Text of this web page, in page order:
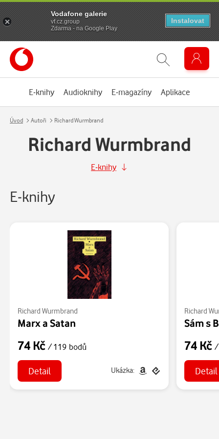
E-knihy Audioknihy E-magazíny Aplikace
Úvod Autoři Richard Wurmbrand
Richard Wurmbrand
E-knihy
E-knihy
Richard Wurmbrand
Marx a Satan
74 Kč / 119 bodů
Detail Ukázka:
Richard
Sám s
74 Kč/
Detail
Vodafone galerie
vf.cz.group
Zdarma - na Google Play
Instalovat